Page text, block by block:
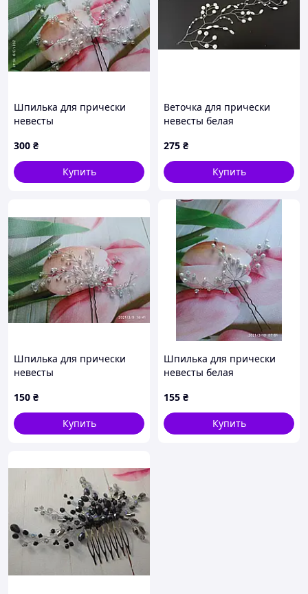
Шпилька для прически
невесты
300 ₴
Купить
Веточка для прически
невесты белая
275 ₴
Купить
Шпилька для прически
невесты
150 ₴
Купить
Шпилька для прически
невесты белая
155 ₴
Купить